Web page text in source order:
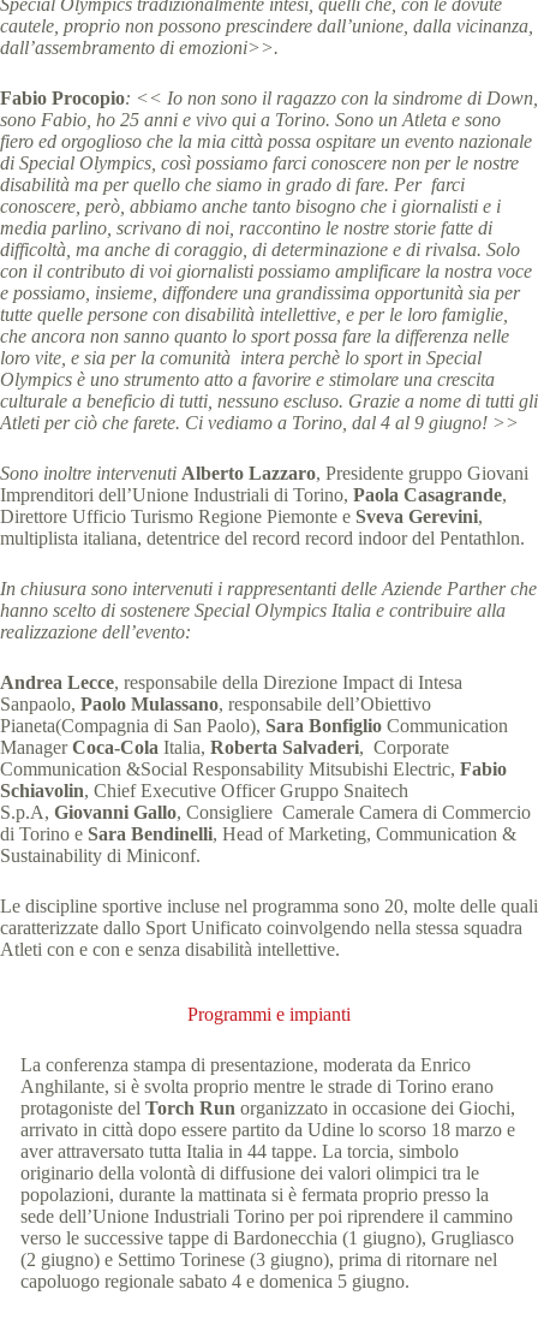
cautele, proprio non possono prescindere dall’unione, dalla vicinanza,
dall’assembramento di emozioni>>.
Fabio Procopio: << Io non sono il ragazzo con la sindrome di Down,
sono Fabio, ho 25 anni e vivo qui a Torino. Sono un Atleta e sono
fiero ed orgoglioso che la mia città possa ospitare un evento nazionale
di Special Olympics, così possiamo farci conoscere non per le nostre
disabilità ma per quello che siamo in grado di fare. Per farci
conoscere, però, abbiamo anche tanto bisogno che i giornalisti e i
media parlino, scrivano di noi, raccontino le nostre storie fatte di
difficoltà, ma anche di coraggio, di determinazione e di rivalsa. Solo
con il contributo di voi giornalisti possiamo amplificare la nostra voce
e possiamo, insieme, diffondere una grandissima opportunità sia per
tutte quelle persone con disabilità intellettive, e per le loro famiglie,
che ancora non sanno quanto lo sport possa fare la differenza nelle
loro vite, e sia per la comunità intera perchè lo sport in Special
Olympics è uno strumento atto a favorire e stimolare una crescita
culturale a beneficio di tutti, nessuno escluso. Grazie a nome di tutti gli
Atleti per ciò che farete. Ci vediamo a Torino, dal 4 al 9 giugno! >>
Sono inoltre intervenuti Alberto Lazzaro, Presidente gruppo Giovani
Imprenditori dell’Unione Industriali di Torino, Paola Casagrande,
Direttore Ufficio Turismo Regione Piemonte e Sveva Gerevini,
multiplista italiana, detentrice del record record indoor del Pentathlon.
In chiusura sono intervenuti i rappresentanti delle Aziende Parther che
hanno scelto di sostenere Special Olympics Italia e contribuire alla
realizzazione dell’evento:
Andrea Lecce, responsabile della Direzione Impact di Intesa
Sanpaolo, Paolo Mulassano, responsabile dell’Obiettivo
Pianeta(Compagnia di San Paolo), Sara Bonfiglio Communication
ManagerCoca-Cola Italia, Roberta Salvaderi, Corporate
Communication &Social Responsability Mitsubishi Electric, Fabio
Schiavolin, Chief Executive Officer Gruppo Snaitech
S.p.A, Giovanni Gallo, Consigliere Camerale Camera di Commercio
di Torino e Sara Bendinelli, Head of Marketing, Communication &
Sustainability di Miniconf.
Le discipline sportive incluse nel programma sono 20, molte delle quali
caratterizzate dallo Sport Unificato coinvolgendo nella stessa squadra
Atleti con e con e senza disabilità intellettive.
Programmi e impianti
La conferenza stampa di presentazione, moderata da Enrico
Anghilante, si è svolta proprio mentre le strade di Torino erano
protagoniste del Torch Run organizzato in occasione dei Giochi,
arrivato in città dopo essere partito da Udine lo scorso 18 marzo e
aver attraversato tutta Italia in 44 tappe. La torcia, simbolo
originario della volontà di diffusione dei valori olimpici tra le
popolazioni, durante la mattinata si è fermata proprio presso la
sede dell’Unione Industriali Torino per poi riprendere il cammino
verso le successive tappe di Bardonecchia (1 giugno), Grugliasco
(2 giugno) e Settimo Torinese (3 giugno), prima di ritornare nel
capoluogo regionale sabato 4 e domenica 5 giugno.